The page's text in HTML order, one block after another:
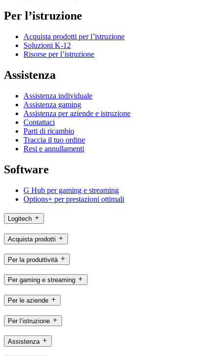
Per l’istruzione
Acquista prodotti per l’istruzione
Soluzioni K-12
Risorse per l’istruzione
Assistenza
Assistenza individuale
Assistenza gaming
Assistenza per aziende e istruzione
Contattaci
Parti di ricambio
Traccia il tuo ordine
Resi e annullamenti
Software
G Hub per gaming e streaming
Options+ per prestazioni ottimali
Logitech
Acquista prodotti
Per la produttività
Per gaming e streaming
Per le aziende
Per l’istruzione
Assistenza